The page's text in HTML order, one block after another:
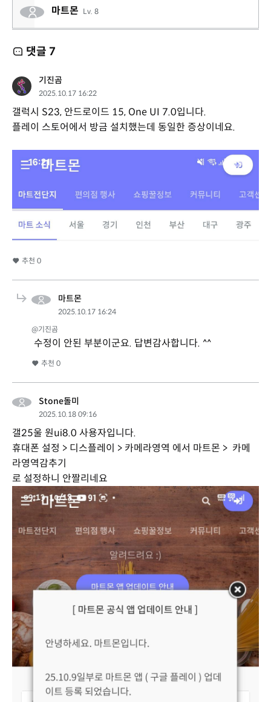
마트몬 Lv. 8
댓글 7
기진곰
2025.10.17 16:22
갤럭시 S23, 안드로이드 15, One UI 7.0입니다.
플레이 스토어에서 방금 설치했는데 동일한 증상이네요.
추천 0
마트몬
2025.10.17 16:24
@기진곰
수정이 안된 부분이군요. 답변감사합니다. ^^
추천 0
Stone돌미
2025.10.18 09:16
갤25울 원ui8.0 사용자입니다.
휴대폰 설정 > 디스플레이 > 카메라영역 에서 마트몬 > 카메
라영역감추기
로 설정하니 안짤리네요